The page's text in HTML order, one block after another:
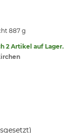
887 g
2 Artikel auf Lager.